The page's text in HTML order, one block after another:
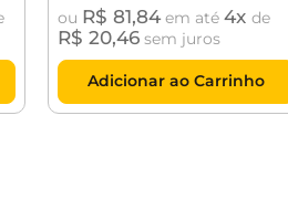
ou R$ 81,84em até 4 de
R$ 20,46 sem juros
Adicionar ao Carrinho